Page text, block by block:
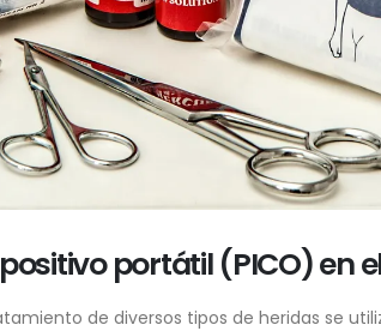
portátil (PICO) en
de diversos tipos de heridas se